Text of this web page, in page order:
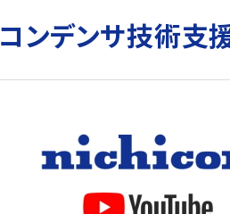
コンデンサ技術支